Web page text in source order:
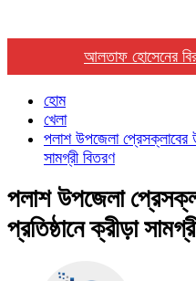
আলতাফ হোসেনের
হোম
খেলা
পলাশ উপজেলা প্রেসক্লাবের
সামগ্রী বিতরণ
পলাশ উপজেলা
প্রতিষ্ঠানে ক্রীড়া